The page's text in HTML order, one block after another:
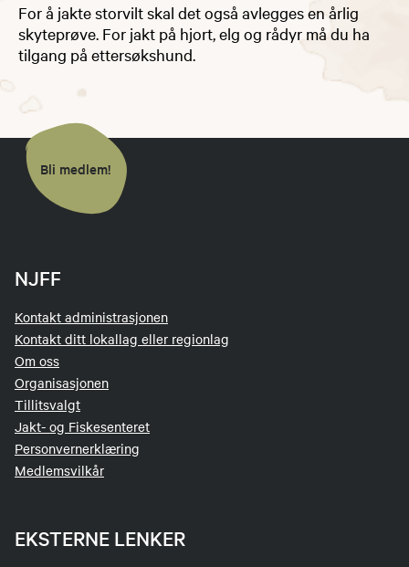
For å jakte storvilt skal det også avlegges en årlig
skyteprøve. For jakt på hjort, elg og rådyr må du ha
tilgang på ettersøkshund.
Bli medlem!
NJFF
Kontakt administrasjonen
Kontakt ditt lokallag eller regionlag
Om oss
Organisasjonen
Tillitsvalgt
Jakt- og Fiskesenteret
Personvernerklæring
Medlemsvilkår
EKSTERNE LENKER